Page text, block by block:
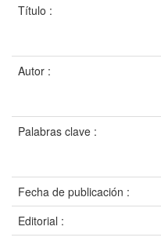
Título :
Autor :
Palabras clave :
Fecha de publicación :
Editorial :